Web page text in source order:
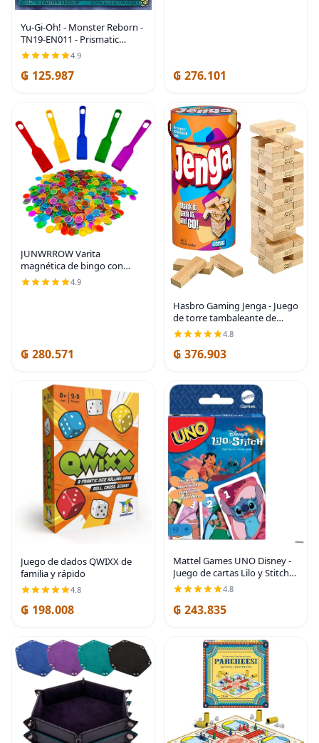
Yu-Gi-Oh! - Monster Reborn -
TN19-EN011 - Prismatic
Secret Rare - Edición limitada
2019
4.9
₲ 125.987 ₲ 276.101
JUNWRROW Varita
magnética de bingo con
fichas, 5 paquetes y 500 chips
de metal, 5 chips de metal de
4.9
₲ 280.571
Hasbro Gaming Jenga - Juego
de torre tambaleante de
bloques de madera apilables
| Juegos de fiesta para niños
y familias | Regalitos |
4.8
₲ 376.903
Juego de dados QWIXX de
familia y rápido
4.8
₲ 198.008
Mattel Games UNO Disney -
Juego de cartas Lilo y Stitch
para niños, adultos y familia
con cubierta y regla especial
inspirada en la película
4.8
₲ 243.835